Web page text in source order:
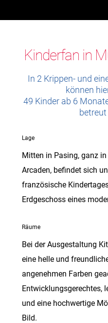
Kinderfan in
In 2 Krippen- und
können
49 Kinder ab 6
Lage
Mitten in Pasing, ganz
Arcaden, befindet sich
französische
Erdgeschoss eines
Räume
Bei der Ausgestaltung
eine helle und
angenehmen Farben
Entwicklungsgerechtes,
und eine hochwertige
Bild.